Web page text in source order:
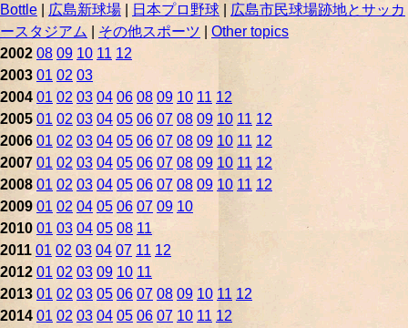
Bottle
広島新球場 日本プロ野球
広島市民球場跡地とサッカ
ースタジアム
その他スポーツ
Other topics
2002 08 09 10 11 12
2003 01 02 03
2004 01 02 03 04 06 08 09 10 11 12
2005 01 02 03 04 05 06 07 08 09 10 11 12
2006 01 02 03 04 05 06 07 08 09 10 11 12
2007 01 02 03 04 05 06 07 08 09 10 11 12
2008 01 02 03 04 05 06 07 08 09 10 11 12
2009 01 02 04 05 06 07 09 10
2010 01 03 04 05 08 11
2011 01 02 03 04 07 11 12
2012 01 02 03 09 10 11
2013 01 02 03 05 06 07 08 09 10 11 12
2014 01 02 03 04 05 06 07 10 11 12